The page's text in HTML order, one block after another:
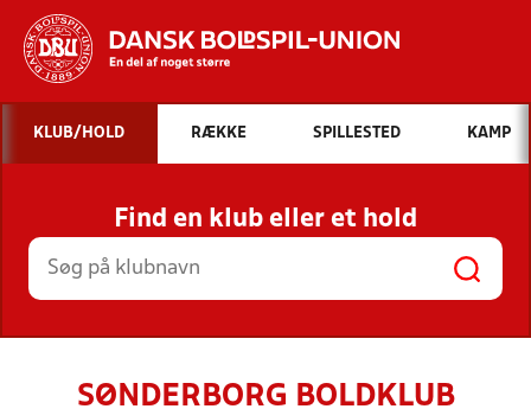
Hvad vil du søge efter?
INDHOLD OG NYHEDER
STILLINGER, RESULTATER, KLUBBER OG
HOLD
KLUB/HOLD RÆKKE SPILLESTED KAMP
Find en klub eller et hold
SØNDERBORG BOLDKLUB